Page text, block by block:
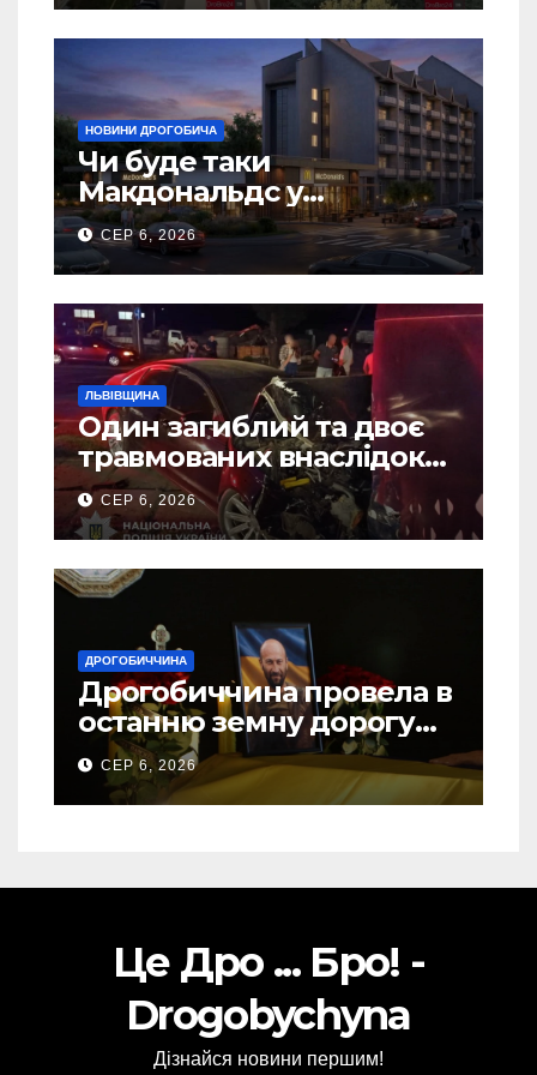
НОВИНИ ДРОГОБИЧА
Чи буде таки
Макдональдс у
Дрогобичі? (Фото)
СЕР 6, 2026
ЛЬВІВЩИНА
Один загиблий та двоє
травмованих внаслідок
ДТП на Самбірщині
СЕР 6, 2026
ДРОГОБИЧЧИНА
Дрогобиччина провела в
останню земну дорогу
свого Захисника – Олега
Торського
СЕР 6, 2026
Це Дро ... Бро! -
Drogobychyna
Дізнайся новини першим!